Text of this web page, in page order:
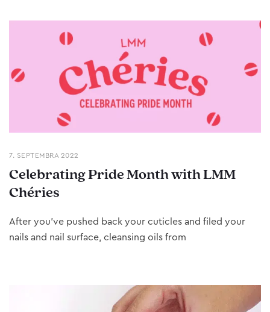
7. SEPTEMBRA 2022
Celebrating Pride Month with LMM
Chéries
After you’ve pushed back your cuticles and filed your
nails and nail surface, cleansing oils from